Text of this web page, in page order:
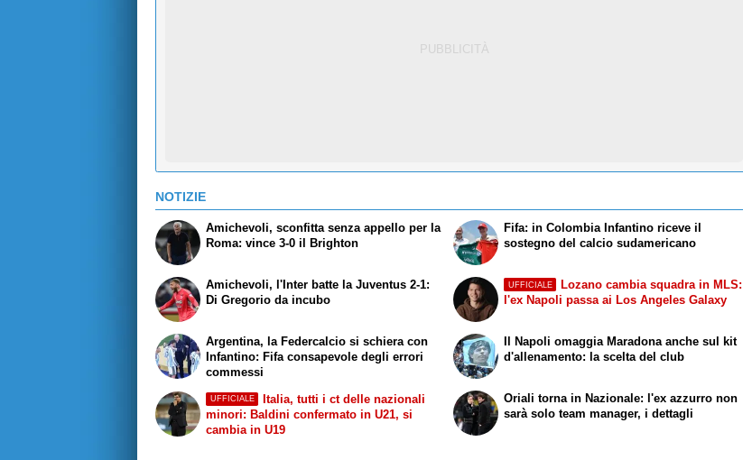
NOTIZIE
Amichevoli, sconfitta senza appello per la
Roma: vince 3-0 il Brighton
Amichevoli, l'Inter batte la Juventus 2-1:
Di Gregorio da incubo
Fifa: in Colombia Infantino riceve il
sostegno del calcio sudamericano
UFFICIALE
Lozano cambia squadra in MLS:
l'ex Napoli passa ai Los Angeles Galaxy
Argentina, la Federcalcio si schiera con
Infantino: Fifa consapevole degli errori
commessi
UFFICIALE
Italia, tutti i ct delle nazionali
minori: Baldini confermato in U21, si
cambia in U19
Il Napoli omaggia Maradona anche sul kit
d'allenamento: la scelta del club
Oriali torna in Nazionale: l'ex azzurro non
sarà solo team manager, i dettagli